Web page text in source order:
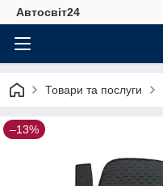
Автосвіт24
Товари та послуги
–13%